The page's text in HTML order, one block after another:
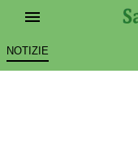
NOTIZIE